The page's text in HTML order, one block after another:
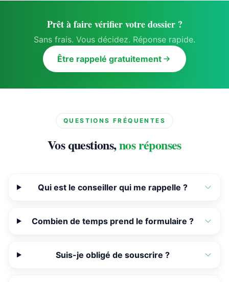
Prêt à faire vérifier votre dossier ?
Sans frais. Vous décidez. Réponse rapide.
Être rappelé gratuitement
QUESTIONS FRÉQUENTES
Vos questions,nos réponses
Qui est le conseiller qui me rappelle ?
Combien de temps prend le formulaire ?
Suis-je obligé de souscrire ?